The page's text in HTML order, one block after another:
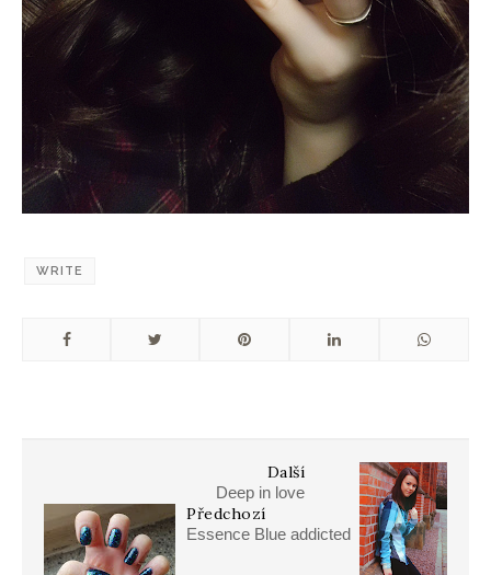
WRITE
Další
Deep in love
Předchozí
Essence Blue addicted